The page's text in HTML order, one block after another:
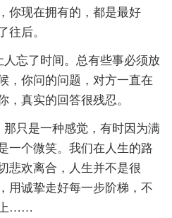
你现在拥有的，都是最好
往后。
忘了时间。总有些事必须放
，你问的问题，对方一直在
，真实的回答很残忍。
只是一种感觉，有时因为满
一个微笑。我们在人生的路
悲欢离合，人生并不是很
用诚挚走好每一步阶梯，不
上……